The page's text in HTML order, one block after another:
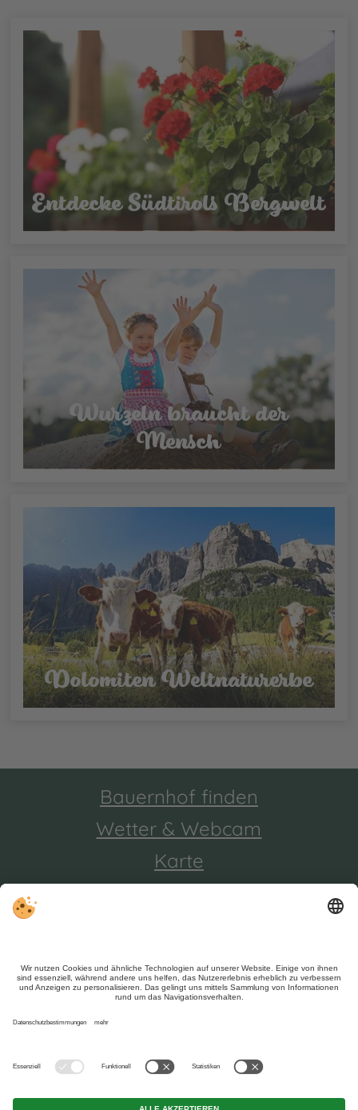
Entdecke Südtirols Bergwelt
Wurzeln braucht der
Mensch
Dolomiten Weltnaturerbe
Bauernhof finden
Wetter & Webcam
Karte
Trotz genauer Arbeit und ständigem Aktualisieren der
Gewähr für die Richtigkeit und Vollständigkeit aller
Informieren Sie sich sicherheitshalber nochmals beim